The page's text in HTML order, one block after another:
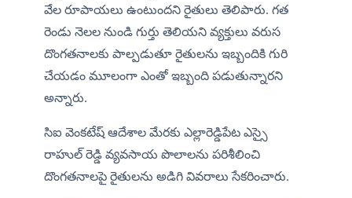
వేల రూపాయలు ఉంటుందని రైతులు తెలిపారు. గత
రెండు నెలల నుండి గుర్తు తెలియని వ్యక్తులు వరుస
దొంగతనాలకు పాల్పడుతూ రైతులను ఇబ్బందికి గురి
చేయడం మూలంగా ఎంతో ఇబ్బంది పడుతున్నారని
అన్నారు.
సిఐ వెంకటేష్ ఆదేశాల మేరకు ఎల్లారెడ్డిపేట ఎస్సై
రాహుల్ రెడ్డి వ్యవసాయ పొలాలను పరిశీలించి
దొంగతనాలపై రైతులను అడిగి వివరాలు సేకరించారు.